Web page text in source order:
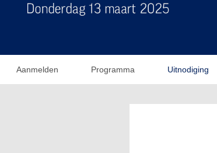
Aanmelden Programma Uitnodiging